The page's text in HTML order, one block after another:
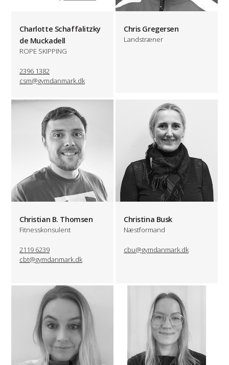
Charlotte Schaffalitzky
de Muckadell
ROPE SKIPPING
2396 1382
csm@gymdanmark.dk
Chris Gregersen
Landstræner
Christian B. Thomsen
Fitnesskonsulent
2119 6239
cbt@gymdanmark.dk
Christina Busk
Næstformand
cbu@gymdanmark.dk